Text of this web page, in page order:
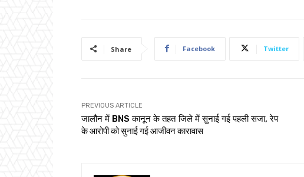
Share Facebook Twitter
PREVIOUS ARTICLE
जालौन में BNS कानून के तहत जिले में सुनाई गई पहली सजा, रेप
के आरोपी को सुनाई गई आजीवन कारावास